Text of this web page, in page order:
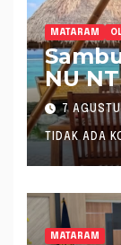
MATARAM
NU
7
TIDAK ADA
MATARAM